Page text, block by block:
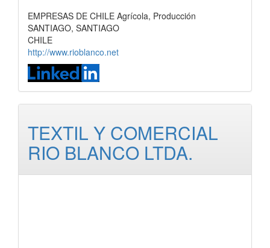
EMPRESAS DE CHILE Agrícola, Producción
SANTIAGO, SANTIAGO
CHILE
http://www.rioblanco.net
TEXTIL Y COMERCIAL
RIO BLANCO LTDA.